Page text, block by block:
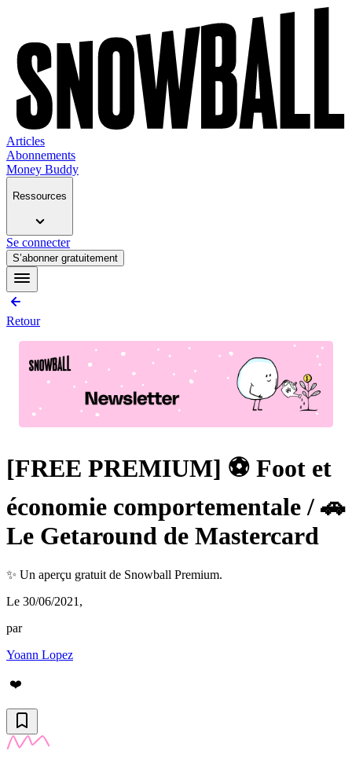
Articles
Abonnements
Money Buddy
Ressources
Se connecter
S’abonner gratuitement
Retour
[FREE PREMIUM] ⚽️ Foot et
économie comportementale / 🚗
Le Getaround de Mastercard
✨ Un aperçu gratuit de Snowball Premium.
Le 30/06/2021 ,
par
Yoann Lopez
❤️